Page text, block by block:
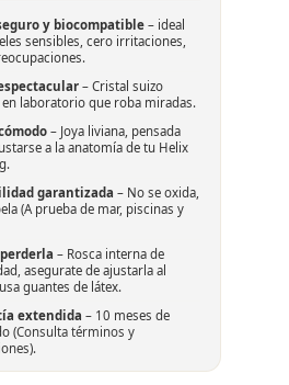
y biocompatible– ideal
sensibles, cero irritaciones,
– Cristal suizo
laboratorio que roba miradas.
– Joya liviana, pensada
a la anatomía de tu Helix
garantizada – No se oxida,
(A prueba de mar, piscinas y
– Rosca interna de
asegurate de ajustarla al
guantes de látex.
extendida – 10 meses de
(Consulta términos y
).